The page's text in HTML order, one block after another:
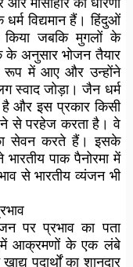
विद्यमान हैं। हिंदुओं
किया जबकि मुगलों के
अनुसार भोजन तैयार
रूप में आए और उन्होंने
स्वाद जोड़ा। जैन धर्म
है और इस प्रकार किसी
से परहेज करता है। वे
सेवन करते हैं। इसके
पाक पैनोरमा में
से भारतीय व्यंजन भी
पर प्रभाव का पता
में आक्रमणों के एक लंबे
पदार्थों का शानदार